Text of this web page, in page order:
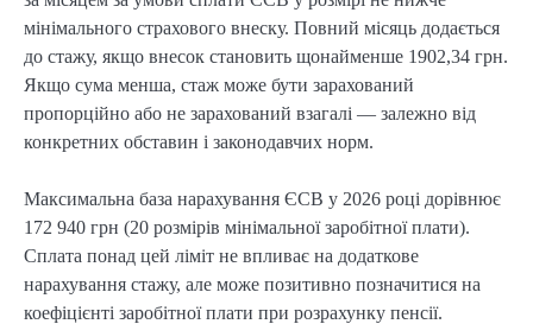
мінімального страхового внеску. Повний місяць додається
до стажу, якщо внесок становить щонайменше 1902,34 грн.
Якщо сума менша, стаж може бути зарахований
пропорційно або не зарахований взагалі — залежно від
конкретних обставин і законодавчих норм.
Максимальна база нарахування ЄСВ у 2026 році дорівнює
172 940 грн (20 розмірів мінімальної заробітної плати).
Сплата понад цей ліміт не впливає на додаткове
нарахування стажу, але може позитивно позначитися на
коефіцієнті заробітної плати при розрахунку пенсії.